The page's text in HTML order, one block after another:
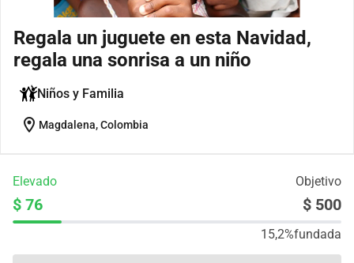
Regala un juguete en esta Navidad,
regala una sonrisa a un niño
Niños y Familia
location_on Magdalena, Colombia
Elevado Objetivo
$ 76 $ 500
15,2%fundada